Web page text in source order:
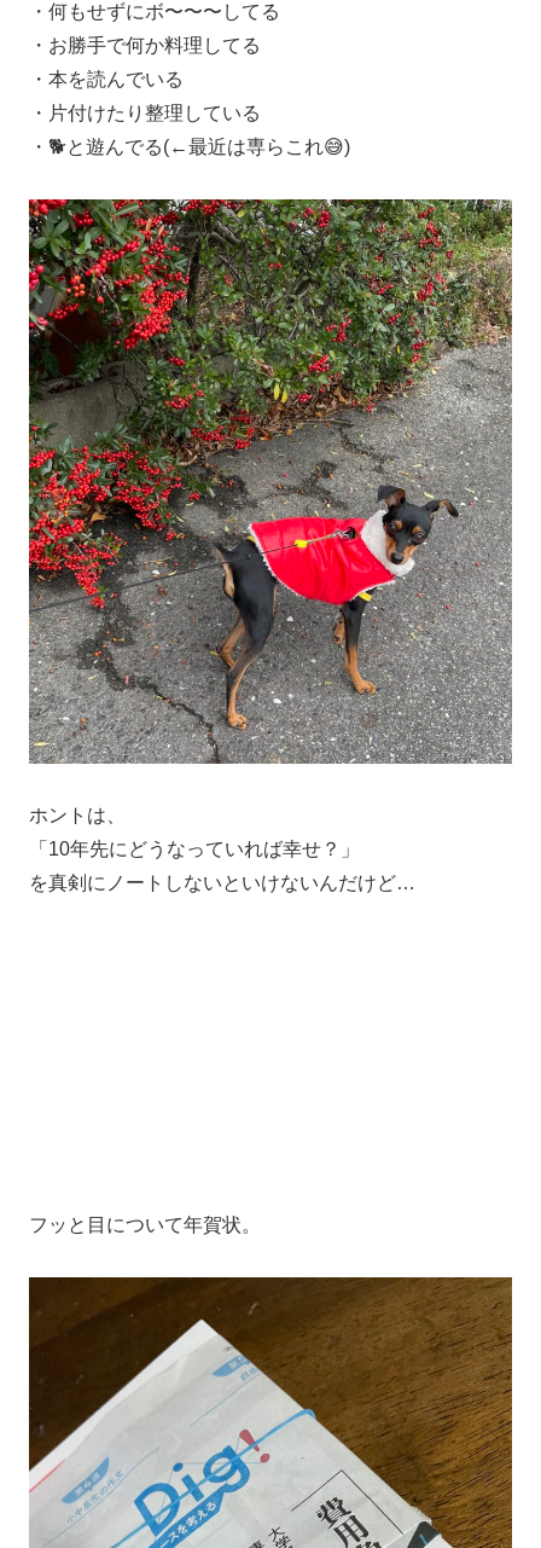
・何もせずにボ〜〜〜してる
・お勝手で何か料理してる
・本を読んでいる
・片付けたり整理している
・🐕と遊んでる(←最近は専らこれ😅)
ホントは、
「10年先にどうなっていれば幸せ？」
を真剣にノートしないといけないんだけど…
フッと目について年賀状。